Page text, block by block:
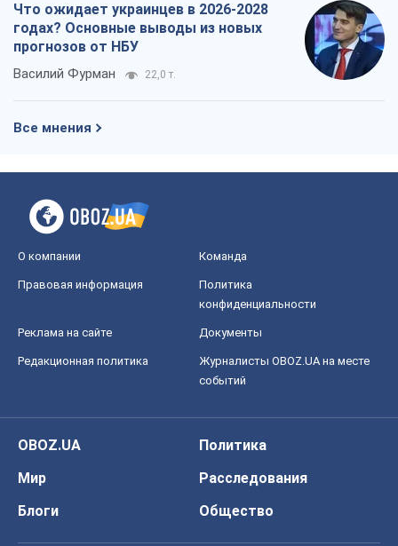
Что ожидает украинцев в 2026-2028
годах? Основные выводы из новых
прогнозов от НБУ
Василий Фурман 22,0 т.
Все мнения
О компании Команда
Правовая информация
Политика
конфиденциальности
Реклама на сайте Документы
Редакционная политика
Журналисты OBOZ.UA на месте
событий
OBOZ.UA
Политика
Мир
Расследования
Блоги
Общество